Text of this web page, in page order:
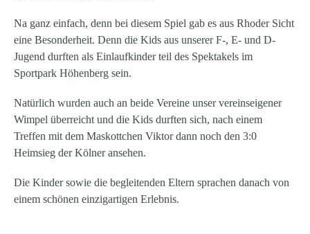
Na ganz einfach, denn bei diesem Spiel gab es aus Rhoder Sicht
eine Besonderheit. Denn die Kids aus unserer F-, E- und D-
Jugend durften als Einlaufkinder teil des Spektakels im
Sportpark Höhenberg sein.
Natürlich wurden auch an beide Vereine unser vereinseigener
Wimpel überreicht und die Kids durften sich, nach einem
Treffen mit dem Maskottchen Viktor dann noch den 3:0
Heimsieg der Kölner ansehen.
Die Kinder sowie die begleitenden Eltern sprachen danach von
einem schönen einzigartigen Erlebnis.